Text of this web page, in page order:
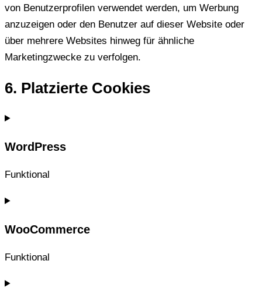
von Benutzerprofilen verwendet werden, um Werbung
anzuzeigen oder den Benutzer auf dieser Website oder
über mehrere Websites hinweg für ähnliche
Marketingzwecke zu verfolgen.
6. Platzierte Cookies
WordPress
Funktional
Consent
wordpress
WooCommerce
Funktional
Consent